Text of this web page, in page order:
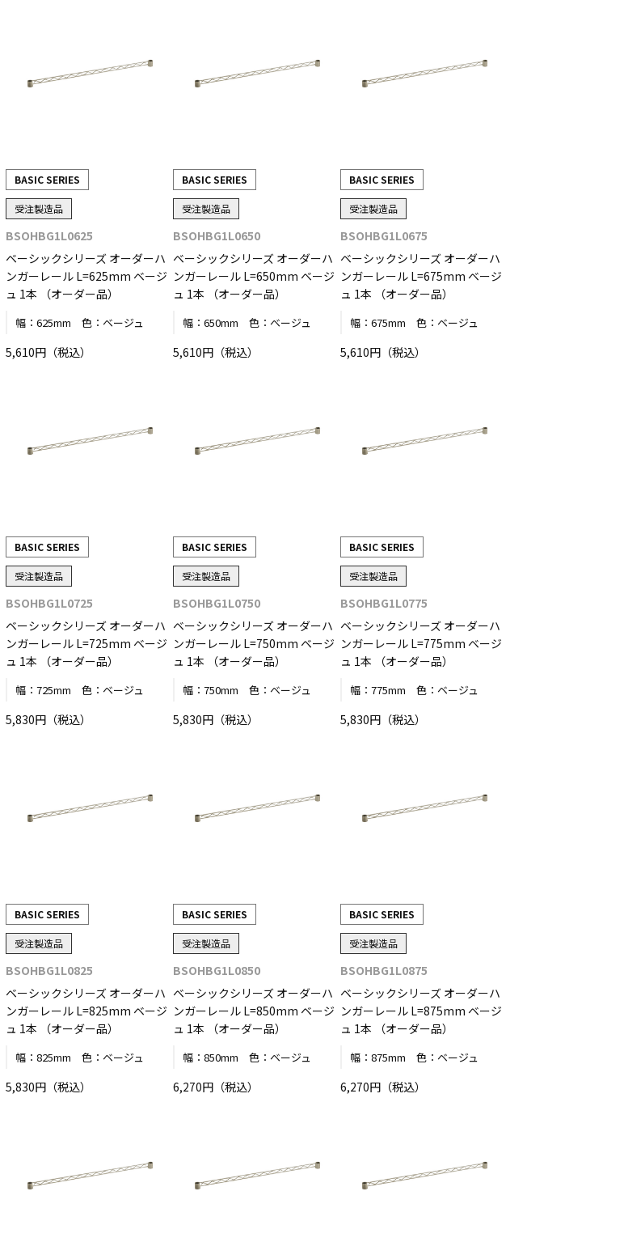
BASIC SERIES
受注製造品
BSOHBG1L0625
ベーシックシリーズ オーダーハ
ンガーレール L=625mm ベージ
ュ 1本 （オーダー品）
幅： 625mm 色： ベージュ
5,610円（税込）
BASIC SERIES
受注製造品
BSOHBG1L0650
ベーシックシリーズ オーダーハ
ンガーレール L=650mm ベージ
ュ 1本 （オーダー品）
幅： 650mm 色： ベージュ
5,610円（税込）
BASIC SERIES
受注製造品
BSOHBG1L0675
ベーシックシリーズ オーダーハ
ンガーレール L=675mm ベージ
ュ 1本 （オーダー品）
幅： 675mm 色： ベージュ
5,610円（税込）
BASIC SERIES
受注製造品
BSOHBG1L0725
ベーシックシリーズ オーダーハ
ンガーレール L=725mm ベージ
ュ 1本 （オーダー品）
幅： 725mm 色： ベージュ
5,830円（税込）
BASIC SERIES
受注製造品
BSOHBG1L0750
ベーシックシリーズ オーダーハ
ンガーレール L=750mm ベージ
ュ 1本 （オーダー品）
幅： 750mm 色： ベージュ
5,830円（税込）
BASIC SERIES
受注製造品
BSOHBG1L0775
ベーシックシリーズ オーダーハ
ンガーレール L=775mm ベージ
ュ 1本 （オーダー品）
幅： 775mm 色： ベージュ
5,830円（税込）
BASIC SERIES
受注製造品
BSOHBG1L0825
ベーシックシリーズ オーダーハ
ンガーレール L=825mm ベージ
ュ 1本 （オーダー品）
幅： 825mm 色： ベージュ
5,830円（税込）
BASIC SERIES
受注製造品
BSOHBG1L0850
ベーシックシリーズ オーダーハ
ンガーレール L=850mm ベージ
ュ 1本 （オーダー品）
幅： 850mm 色： ベージュ
6,270円（税込）
BASIC SERIES
受注製造品
BSOHBG1L0875
ベーシックシリーズ オーダーハ
ンガーレール L=875mm ベージ
ュ 1本 （オーダー品）
幅： 875mm 色： ベージュ
6,270円（税込）